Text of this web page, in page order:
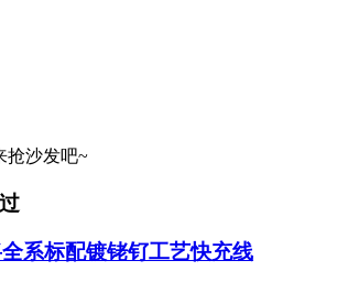
抢沙发吧~
系标配镀铑钌工艺快充线